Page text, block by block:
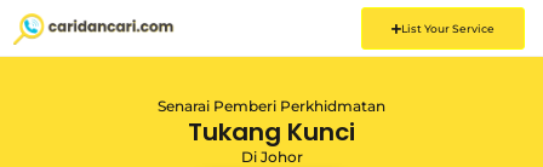
List Your Service
Senarai Pemberi Perkhidmatan
Tukang Kunci
Di Johor